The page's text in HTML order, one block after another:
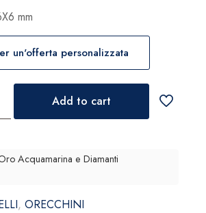
mm
un'offerta personalizzata
Add to cart
Acquamarina e Diamanti
, ORECCHINI